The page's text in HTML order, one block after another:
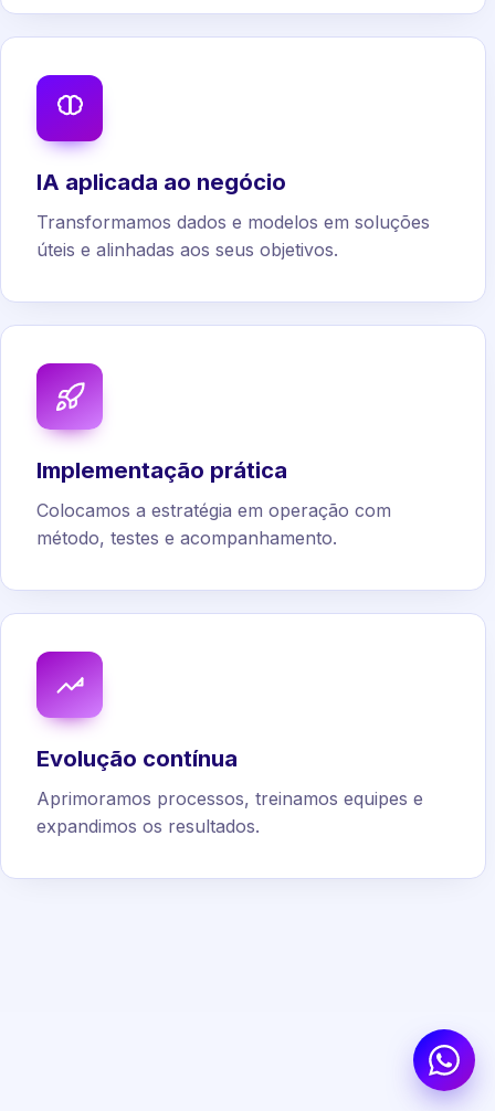
IA aplicada ao negócio
Transformamos dados e modelos em soluções
úteis e alinhadas aos seus objetivos.
Implementação prática
Colocamos a estratégia em operação com
método, testes e acompanhamento.
Evolução contínua
Aprimoramos processos, treinamos equipes e
expandimos os resultados.